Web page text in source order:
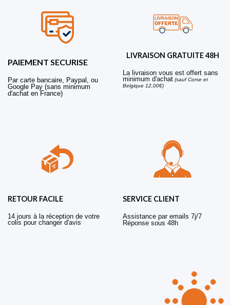
PAIEMENT SECURISE
Par carte bancaire, Paypal, ou
Google Pay (sans minimum
d'achat en France)
LIVRAISON GRATUITE 48H
La livraison vous est offert sans
minimum d'achat (sauf Corse et
Belgique 12,00€)
RETOUR FACILE
14 jours à la réception de votre
colis pour changer d'avis
SERVICE CLIENT
Assistance par emails 7j/7
Réponse sous 48h